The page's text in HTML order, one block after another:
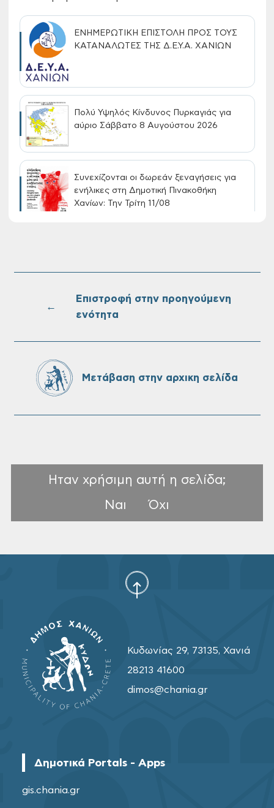
ΕΝΗΜΕΡΩΤΙΚΗ ΕΠΙΣΤΟΛΗ ΠΡΟΣ ΤΟΥΣ
ΚΑΤΑΝΑΛΩΤΕΣ ΤΗΣ Δ.Ε.Υ.Α. ΧΑΝΙΩΝ
Πολύ Υψηλός Κίνδυνος Πυρκαγιάς για
αύριο Σάββατο 8 Αυγούστου 2026
Συνεχίζονται οι δωρεάν ξεναγήσεις για
ενήλικες στη Δημοτική Πινακοθήκη
Χανίων: Την Τρίτη 11/08
Τακτική συνεδρίαση Δημοτικής Επιτροπής
←
Επιστροφή στην προηγούμενη
ενότητα
Μετάβαση στην αρχικη σελίδα
Ηταν χρήσιμη αυτή η σελίδα;
Ναι
Όχι
Κυδωνίας 29, 73135, Χανιά
28213 41600
dimos@chania.gr
Δημοτικά Portals - Apps
gis.chania.gr